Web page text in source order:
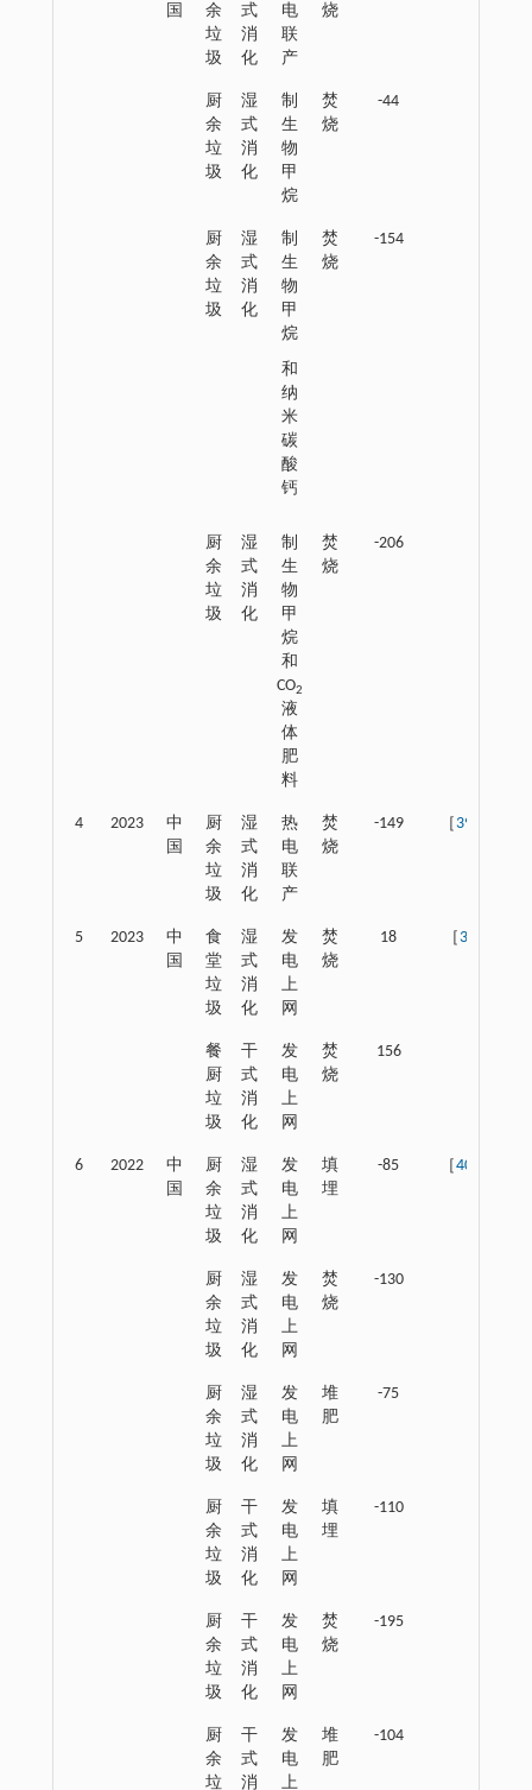
国
余
垃
圾
式
消
化
电
联
产
烧
厨
余
垃
圾
湿
式
消
化
制
生
物
甲
烷
焚
烧
-44
厨
余
垃
圾
湿
式
消
化
制
生
物
甲
烷
和
纳
米
碳
酸
钙
焚
烧
-154
厨
余
垃
圾
湿
式
消
化
制
生
物
甲
烷
和
CO2
液
体
肥
料
焚
烧
-206
4 2023
中
国
厨
余
垃
圾
湿
式
消
化
热
电
联
产
焚
烧
-149 39
5 2023
中
国
食
堂
垃
圾
湿
式
消
化
发
电
上
网
焚
烧
18 3
餐
厨
垃
圾
干
式
消
化
发
电
上
网
焚
烧
156
6 2022
中
国
厨
余
垃
圾
湿
式
消
化
发
电
上
网
填
埋
-85 40
厨
余
垃
圾
湿
式
消
化
发
电
上
网
焚
烧
-130
厨
余
垃
圾
湿
式
消
化
发
电
上
网
堆
肥
-75
厨
余
垃
圾
干
式
消
化
发
电
上
网
填
埋
-110
厨
余
垃
圾
干
式
消
化
发
电
上
网
焚
烧
-195
厨
余
垃
干
式
消
发
电
上
堆
肥
-104